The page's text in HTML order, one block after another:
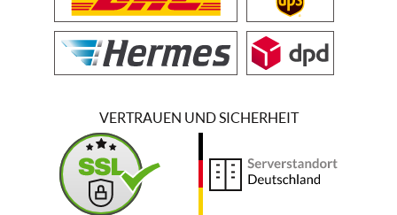
VERTRAUEN UND SICHERHEIT